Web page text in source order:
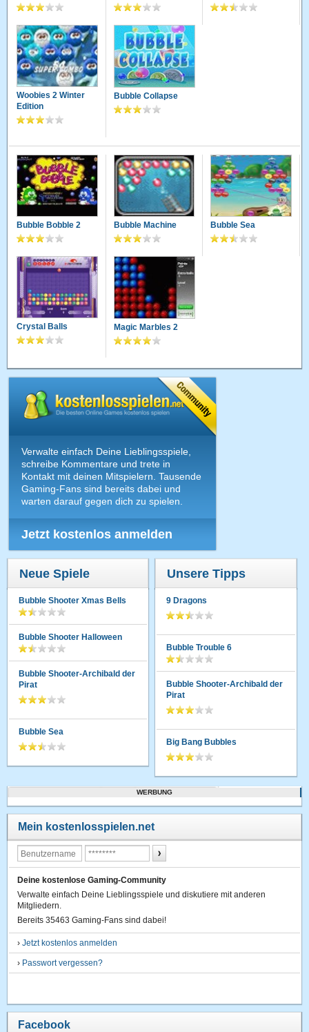
Woobies 2 Winter
Edition
Bubble Collapse
Bubble Bobble 2 Bubble Machine Bubble Sea
Crystal Balls Magic Marbles 2
Verwalte einfach Deine Lieblingsspiele,
schreibe Kommentare und trete in
Kontakt mit deinen Mitspielern. Tausende
Gaming-Fans sind bereits dabei und
warten darauf gegen dich zu spielen.
Jetzt kostenlos anmelden
Neue Spiele
Bubble Shooter Xmas Bells
Bubble Shooter Halloween
Bubble Shooter-Archibald der
Pirat
Bubble Sea
Unsere Tipps
9 Dragons
Bubble Trouble 6
Bubble Shooter-Archibald der
Pirat
Big Bang Bubbles
WERBUNG
Mein kostenlosspielen.net
Deine kostenlose Gaming-Community
Verwalte einfach Deine Lieblingsspiele und diskutiere mit anderen
Mitgliedern.
Bereits 35463 Gaming-Fans sind dabei!
›Jetzt kostenlos anmelden
› Passwort vergessen?
Facebook